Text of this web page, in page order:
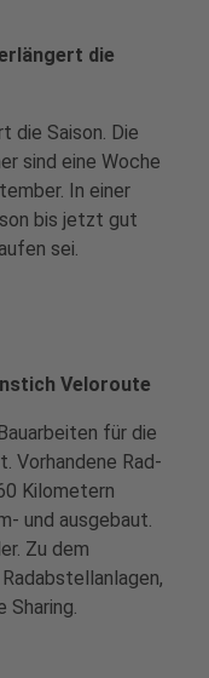
die
die Saison. Die
sind eine Woche
In einer
bis jetzt gut
sei.
Veloroute
für die
Vorhandene Rad-
Kilometern
und ausgebaut.
Zu dem
Sharing.